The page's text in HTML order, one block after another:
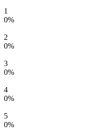
1
0%
2
0%
3
0%
4
0%
5
0%